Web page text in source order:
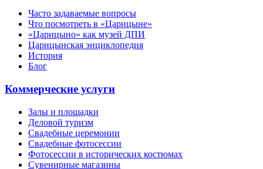
Часто задаваемые вопросы
Что посмотреть в «Царицыне»
«Царицыно» как музей ДПИ
Царицынская энциклопедия
История
Блог
Коммерческие услуги
Залы и площадки
Деловой туризм
Свадебные церемонии
Свадебные фотосессии
Фотосессии в исторических костюмах
Сувенирные магазины